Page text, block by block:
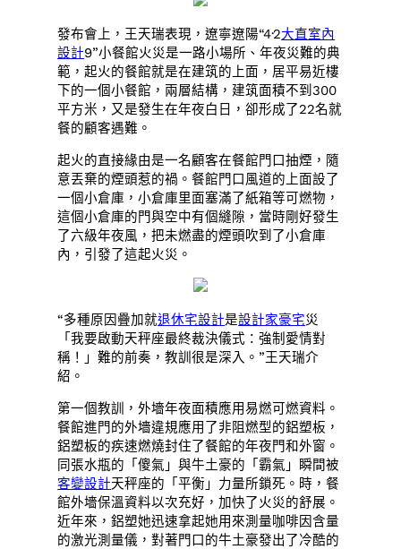
發布會上，王天瑞表現，遼寧遼陽“4·2大直室內
設計9”小餐館火災是一路小場所、年夜災難的典
範，起火的餐館就是在建筑的上面，居平易近樓
下的一個小餐館，兩層結構，建筑面積不到300
平方米，又是發生在年夜白日，卻形成了22名就
餐的顧客遇難。
起火的直接緣由是一名顧客在餐館門口抽煙，隨
意丟棄的煙頭惹的禍。餐館門口風道的上面設了
一個小倉庫，小倉庫里面塞滿了紙箱等可燃物，
這個小倉庫的門與空中有個縫隙，當時剛好發生
了六級年夜風，把未燃盡的煙頭吹到了小倉庫
內，引發了這起火災。
“多種原因疊加就退休宅設計是設計家豪宅災
「我要啟動天秤座最終裁決儀式：強制愛情對
稱！」難的前奏，教訓很是深入。”王天瑞介
紹。
第一個教訓，外墻年夜面積應用易燃可燃資料。
餐館進門的外墻違規應用了非阻燃型的鋁塑板，
鋁塑板的疾速燃燒封住了餐館的年夜門和外窗。
同張水瓶的「傻氣」與牛土豪的「霸氣」瞬間被
客變設計天秤座的「平衡」力量所鎖死。時，餐
館外墻保溫資料以次充好，加快了火災的舒展。
近年來，鋁塑她迅速拿起她用來測量咖啡因含量
的激光測量儀，對著門口的牛土豪發出了冷酷的